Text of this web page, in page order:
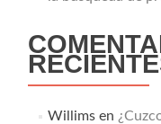
Willimsen